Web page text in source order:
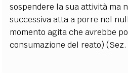
sospendere la sua attività ma
successiva atta a porre nel
momento agita che avrebbe
consumazione del reato) (Sez.